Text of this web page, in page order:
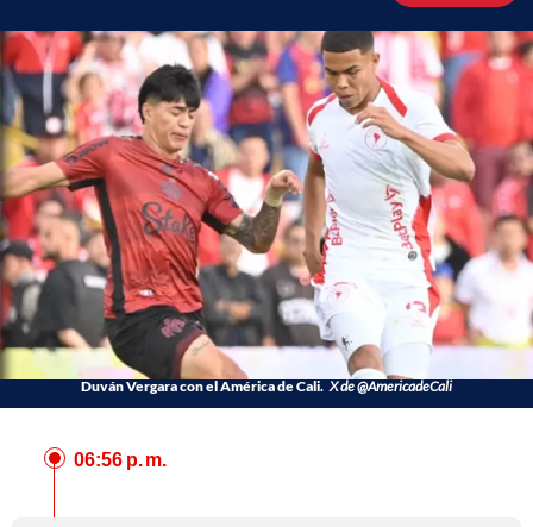
Duván Vergara con el América de Cali. X de @AmericadeCali
06:56 p. m.